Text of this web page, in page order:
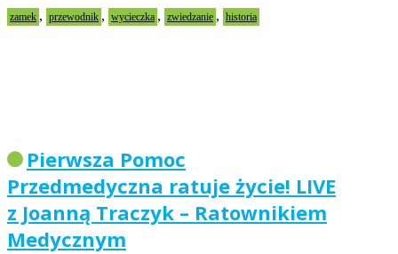
zamek , przewodnik , wycieczka , zwiedzanie , historia
Pierwsza Pomoc
Przedmedyczna ratuje życie! LIVE
z Joanną Traczyk – Ratownikiem
Medycznym